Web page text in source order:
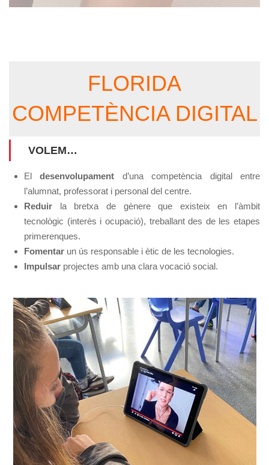
FLORIDA
COMPETÈNCIA DIGITAL
VOLEM…
Eldesenvolupament d’una competència digital entre
l’alumnat, professorat i personal del centre.
Reduir la bretxa de gènere que existeix en l’àmbit
tecnològic (interès i ocupació), treballant des de les etapes
primerenques.
Fomentar un ús responsable i ètic de les tecnologies.
Impulsar projectes amb una clara vocació social.